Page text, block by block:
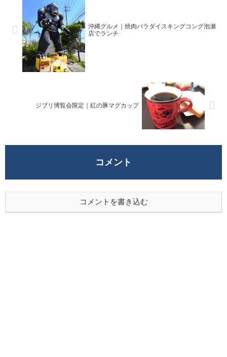
沖縄グルメ｜焼肉パラダイスキングコング泡瀬
店でランチ
ジブリ博覧会限定｜紅の豚マグカップ
コメント
コメントを書き込む